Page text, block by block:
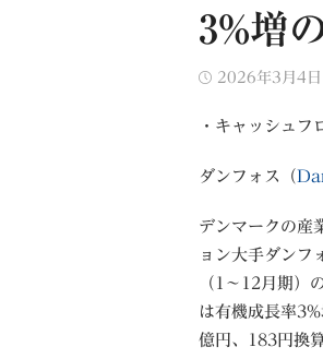
3%増
Posted
2026年3月4日
・キャッシュ
ダンフォス（
デンマークの産
ョン大手ダンフ
（1〜12月期）
は有機成長率
億円、183円換